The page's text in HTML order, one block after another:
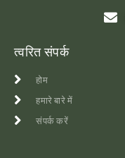
त्वरित संपर्क
होम
हमारे बारे में
संपर्क करें